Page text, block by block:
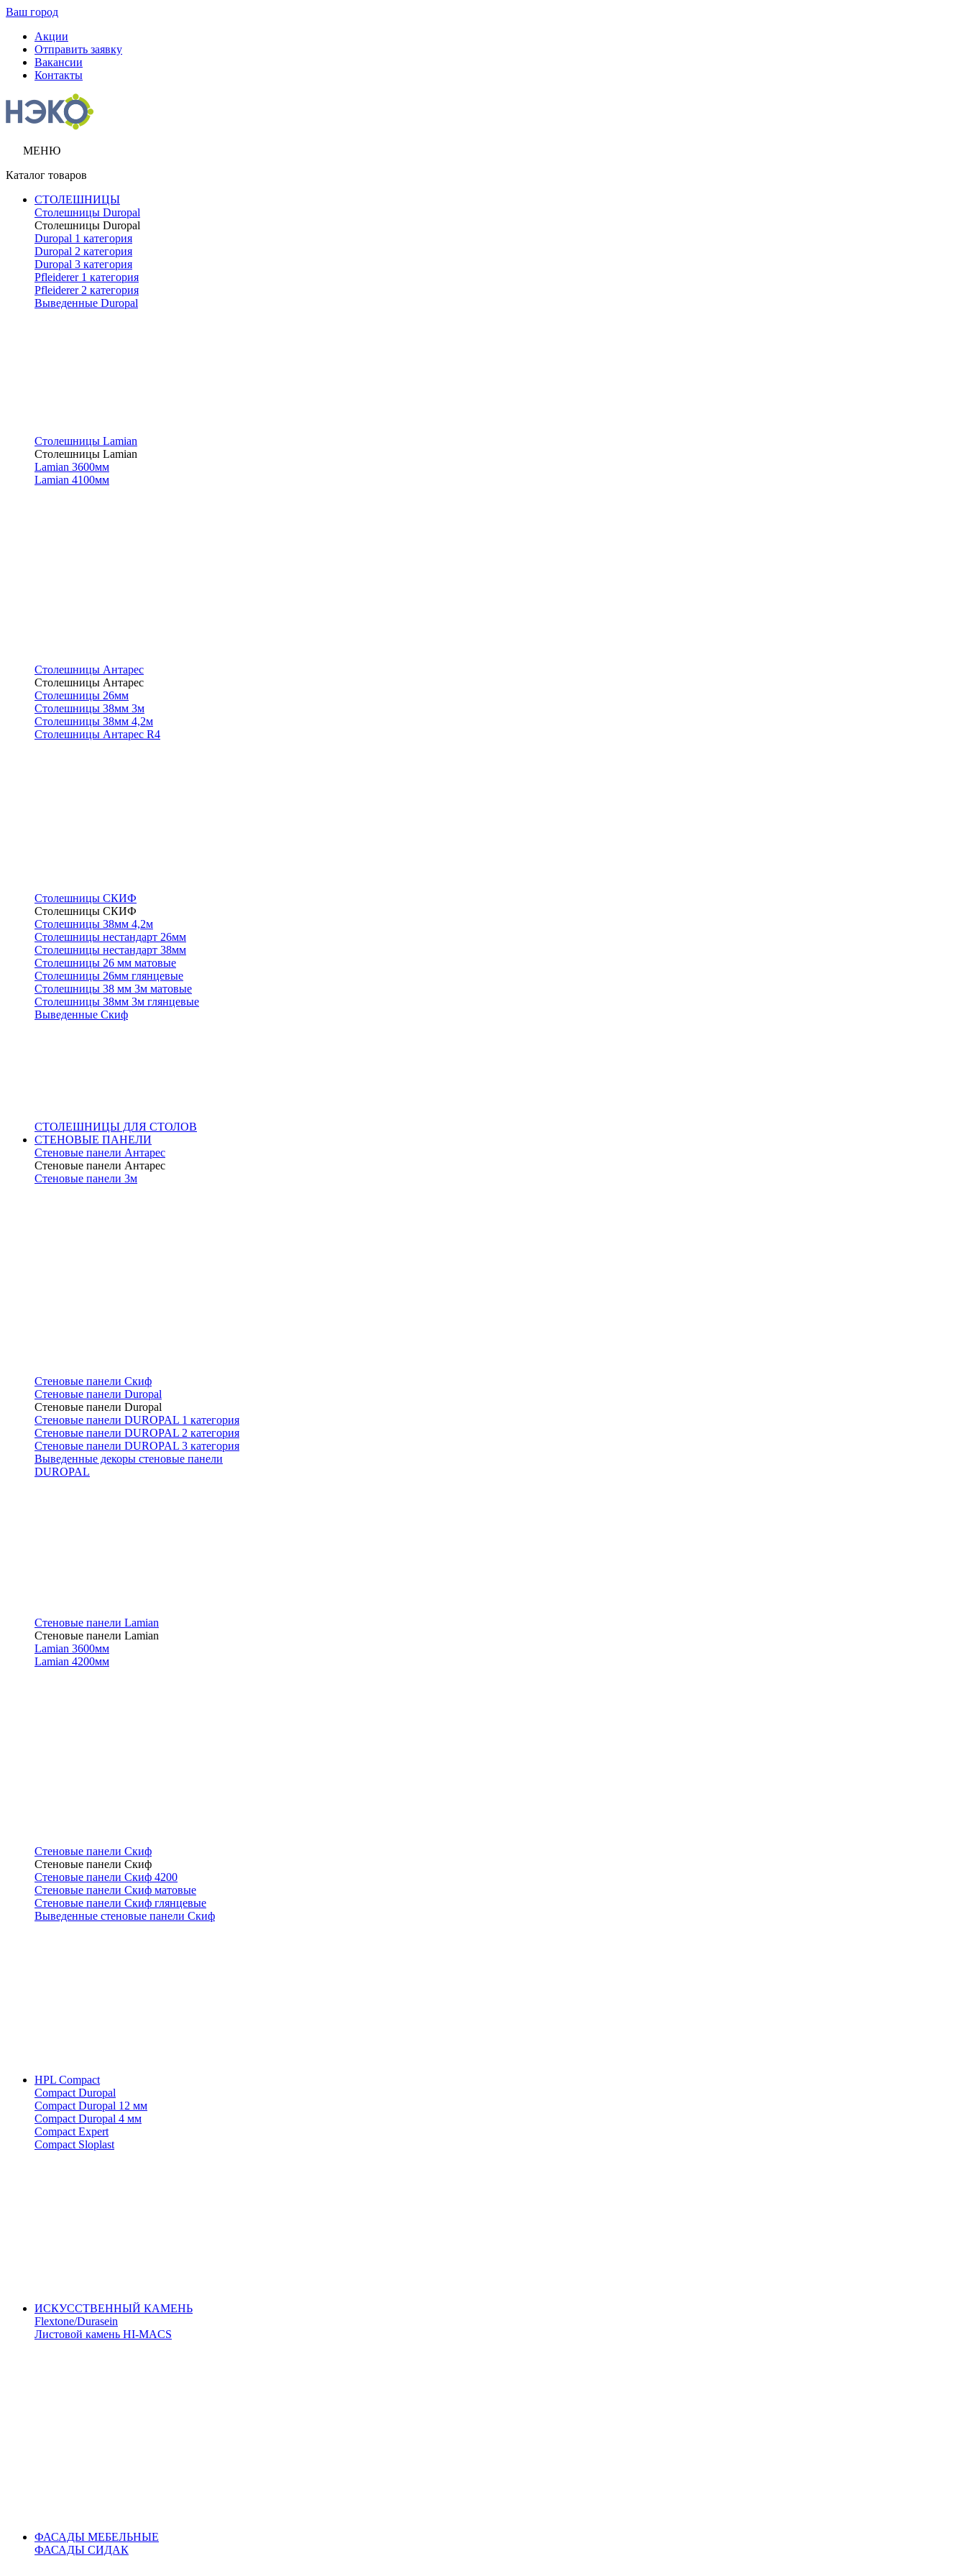
Ваш город
Акции
Отправить заявку
Вакансии
Контакты
МЕНЮ
Каталог товаров
СТОЛЕШНИЦЫ
Столешницы Duropal
Столешницы Duropal
Duropal 1 категория
Duropal 2 категория
Duropal 3 категория
Pfleiderer 1 категория
Pfleiderer 2 категория
Выведенные Duropal
Столешницы Lamian
Столешницы Lamian
Lamian 3600мм
Lamian 4100мм
Столешницы Антарес
Столешницы Антарес
Столешницы 26мм
Столешницы 38мм 3м
Столешницы 38мм 4,2м
Столешницы Антарес R4
Столешницы СКИФ
Столешницы СКИФ
Столешницы 38мм 4,2м
Столешницы нестандарт 26мм
Столешницы нестандарт 38мм
Столешницы 26 мм матовые
Столешницы 26мм глянцевые
Столешницы 38 мм 3м матовые
Столешницы 38мм 3м глянцевые
Выведенные Скиф
СТОЛЕШНИЦЫ ДЛЯ СТОЛОВ
СТЕНОВЫЕ ПАНЕЛИ
Стеновые панели Антарес
Стеновые панели Антарес
Стеновые панели 3м
Стеновые панели Скиф
Стеновые панели Duropal
Стеновые панели Duropal
Стеновые панели DUROPAL 1 категория
Стеновые панели DUROPAL 2 категория
Стеновые панели DUROPAL 3 категория
Выведенные декоры стеновые панели
DUROPAL
Стеновые панели Lamian
Стеновые панели Lamian
Lamian 3600мм
Lamian 4200мм
Стеновые панели Скиф
Стеновые панели Скиф
Стеновые панели Скиф 4200
Стеновые панели Скиф матовые
Стеновые панели Скиф глянцевые
Выведенные стеновые панели Скиф
HPL Compact
Compact Duropal
Compact Duropal 12 мм
Compact Duropal 4 мм
Compact Expert
Compact Sloplast
ИСКУССТВЕННЫЙ КАМЕНЬ
Flextone/Durasein
Листовой камень HI-MACS
ФАСАДЫ МЕБЕЛЬНЫЕ
ФАСАДЫ СИДАК